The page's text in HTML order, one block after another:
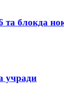
блокда
учради